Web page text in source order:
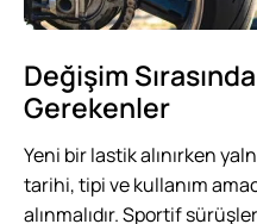
Değişim
Gerekenler
Yeni bir lastik alınırken
tarihi, tipi ve kullanım
alınmalıdır. Sportif